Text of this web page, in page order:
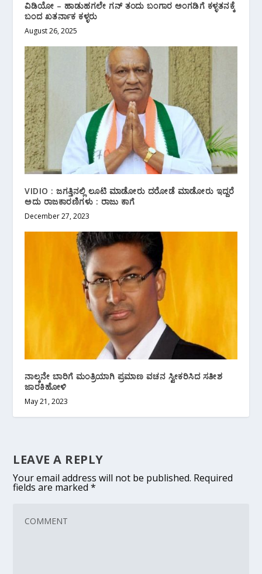
ವಿಡಿಯೋ – ಹಾಡುಹಗಲೇ ಗನ್ ತಂದು ಬಂಗಾರ ಅಂಗಡಿಗೆ ಕಳ್ಳತನಕ್ಕೆ
ಬಂದ ಖತರ್ನಾಕ ಕಳ್ಳರು
August 26, 2025
VIDIO : ಜಗತ್ತಿನಲ್ಲಿ ಲೂಟಿ ಮಾಡೋರು ದರೋಡೆ ಮಾಡೋರು ಇದ್ದರೆ
ಅದು ರಾಜಕಾರಣಿಗಳು : ರಾಜು ಕಾಗೆ
December 27, 2023
ನಾಲ್ಕನೇ ಬಾರಿಗೆ ಮಂತ್ರಿಯಾಗಿ ಪ್ರಮಾಣ ವಚನ ಸ್ವೀಕರಿಸಿದ ಸತೀಶ
ಜಾರಕಿಹೋಳಿ
May 21, 2023
LEAVE A REPLY
Your email address will not be published. Required
fields are marked*